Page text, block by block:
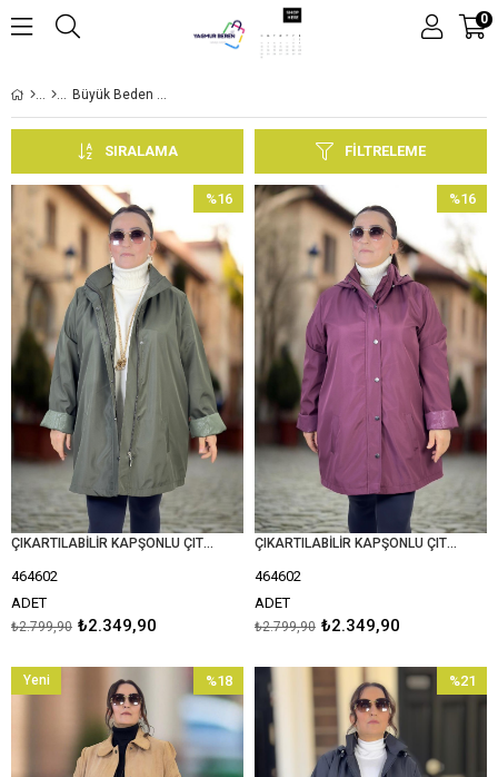
0
Büyük Beden Trençkot
FILTRELEME
SIRALAMA
ÇIKARTILABİLİR KAPŞONLU ÇIT ÇIT VE FERMUAR KAPAMA İTHAL BONDED KUMAŞ EKSTRA BÜYÜK BEDEN TRENÇKOT
464602
ADET
₺2.349,90
₺2.799,90
%16
İndirim
%16İndirim
ÇIKARTILABİLİR KAPŞONLU ÇIT ÇIT VE FERMUAR KAPAMA İTHAL BONDED KUMAŞ EKSTRA BÜYÜK BEDEN TRENÇKOT
464602
ADET
₺2.349,90
₺2.799,90
%16
İndirim
%18
İndirim
%18İndirim
Yeni
%21